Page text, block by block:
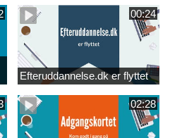
00:24
Efteruddannelse.dk er flyttet
02:28